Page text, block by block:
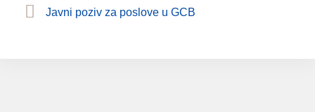
Javni poziv za poslove u GCB